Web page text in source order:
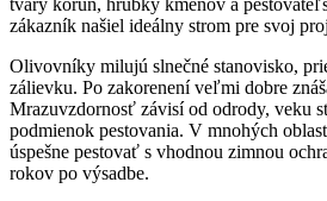
zákazník našiel ideálny strom pre svoj
Olivovníky milujú slnečné stanovisko,
zálievku. Po zakorenení veľmi dobre
Mrazuvzdornosť závisí od odrody, veku
podmienok pestovania. V mnohých
úspešne pestovať s vhodnou zimnou
rokov po výsadbe.